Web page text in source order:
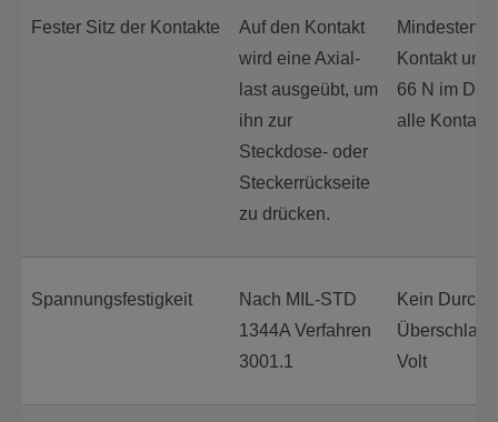
Fester Sitz der Kontakte
Auf den Kontakt
wird eine Axial-
last ausgeübt, um
ihn zur
Steckdose- oder
Steckerrückseite
zu drücken.
Mindestens
Kontakt
66 N im
alle
Spannungsfestigkeit
Nach MIL-STD
1344A Verfahren
3001.1
Kein
Überschlag
Volt